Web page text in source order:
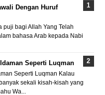
Dengan Huruf
puji bagi Allah Yang Telah
bahasa Arab kepada Nabi
Seperti Luqman
Seperti Luqman Kalau
sekali kisah-kisah yang
Wa...